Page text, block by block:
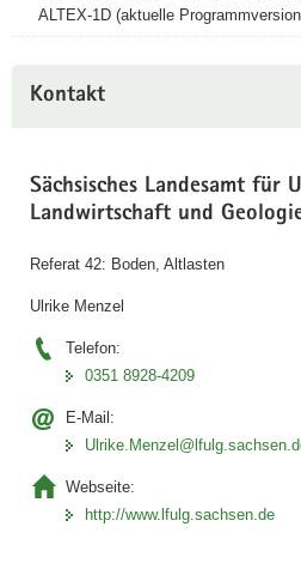
ALTEX-1D (aktuelle
Kontakt
Sächsisches Landesamt für
Landwirtschaft und
Referat 42: Boden, Altlasten
Ulrike Menzel
Telefon:
0351 8928-4209
E-Mail:
Webseite:
http://www.lfulg.sachsen.de